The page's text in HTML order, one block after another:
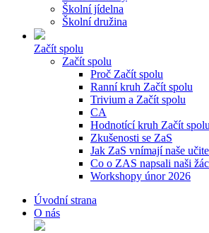
Školní jídelna
Školní družina
Začít spolu
Začít spolu
Proč Začít spolu
Ranní kruh Začít spolu
Trivium a Začít spolu
CA
Hodnotící kruh Začít spolu
Zkušenosti se ZaS
Jak ZaS vnímají naše
Co o ZAS napsali naši
Workshopy únor 2026
Úvodní strana
O nás